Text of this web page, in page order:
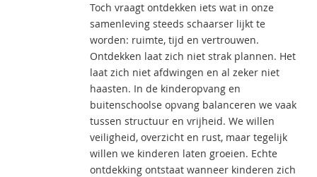
Toch vraagt ontdekken iets wat in onze
samenleving steeds schaarser lijkt te
worden: ruimte, tijd en vertrouwen.
Ontdekken laat zich niet strak plannen. Het
laat zich niet afdwingen en al zeker niet
haasten. In de kinderopvang en
buitenschoolse opvang balanceren we vaak
tussen structuur en vrijheid. We willen
veiligheid, overzicht en rust, maar tegelijk
willen we kinderen laten groeien. Echte
ontdekking ontstaat wanneer kinderen zich